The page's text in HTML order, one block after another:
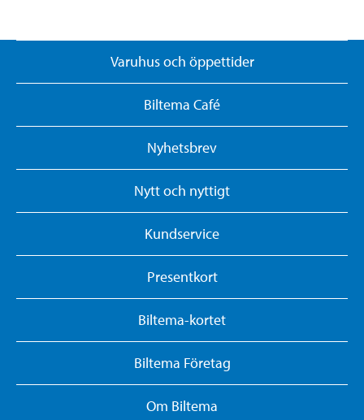
Varuhus och öppettider
Biltema Café
Nyhetsbrev
Nytt och nyttigt
Kundservice
Presentkort
Biltema-kortet
Biltema Företag
Om Biltema